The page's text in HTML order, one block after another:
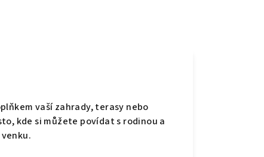
vaší zahrady, terasy nebo
kde si můžete povídat s rodinou a